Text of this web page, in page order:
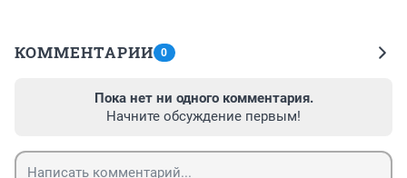
КОММЕНТАРИИ 0
Пока нет ни одного комментария.
Начните обсуждение первым!